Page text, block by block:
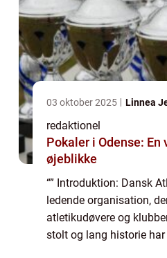
03 oktober 2025 Linnea
redaktionel
Pokaler i Odense: En
øjeblikke
“” Introduktion: Dansk
ledende organisation,
atletikudøvere og
stolt og lang historie